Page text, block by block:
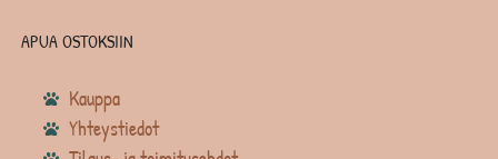
APUA OSTOKSIIN
Kauppa
Yhteystiedot